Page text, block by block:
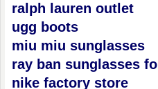
ralph lauren outlet
ugg boots
miu miu sunglasses
ray ban sunglasses
nike factory store